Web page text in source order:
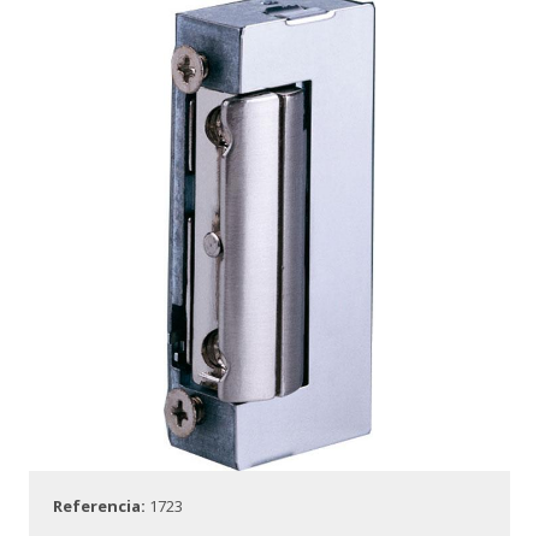
Referencia: 1723